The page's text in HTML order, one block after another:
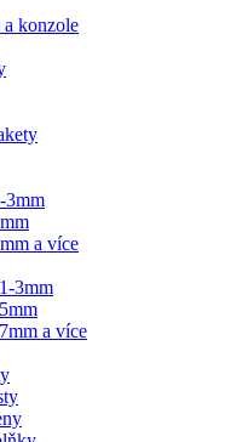
a konzole
3mm
a více
3mm
a více